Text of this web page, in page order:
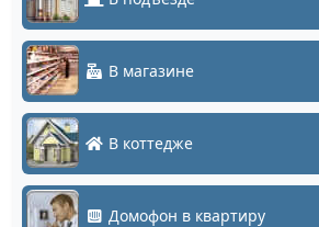
В магазине
В коттедже
Домофон в квартиру